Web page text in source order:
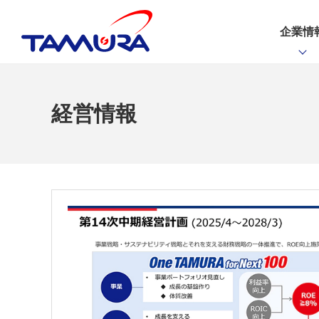
企業情
経営情報